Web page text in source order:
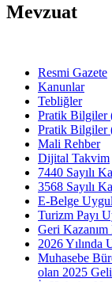
Mevzuat
Resmi Gazete
Kanunlar
Tebliğler
Pratik Bilgiler
Pratik Bilgiler
Mali Rehber
Dijital Takvim
7440 Sayılı
3568 Sayılı
E-Belge
Turizm Payı
Geri
2026 Yılında
Muhasebe
olan 2025